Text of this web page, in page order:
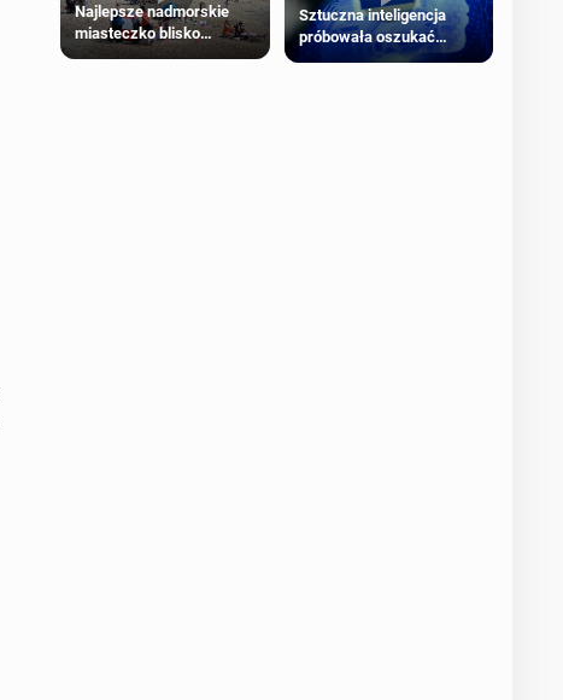
Najlepsze nadmorskie
miasteczko blisko
Sztuczna inteligencja
próbowała oszukać
człowieka